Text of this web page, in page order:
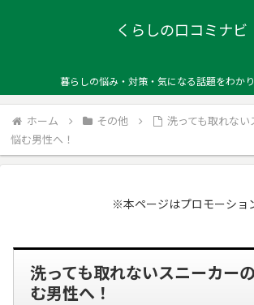
くらしの口コミナビ
暮らしの悩み・対策・気になる話題をわか
ホーム その他
洗っても取れな
悩む男性へ！
※本ページはプロモーショ
洗っても取れないスニーカー
む男性へ！